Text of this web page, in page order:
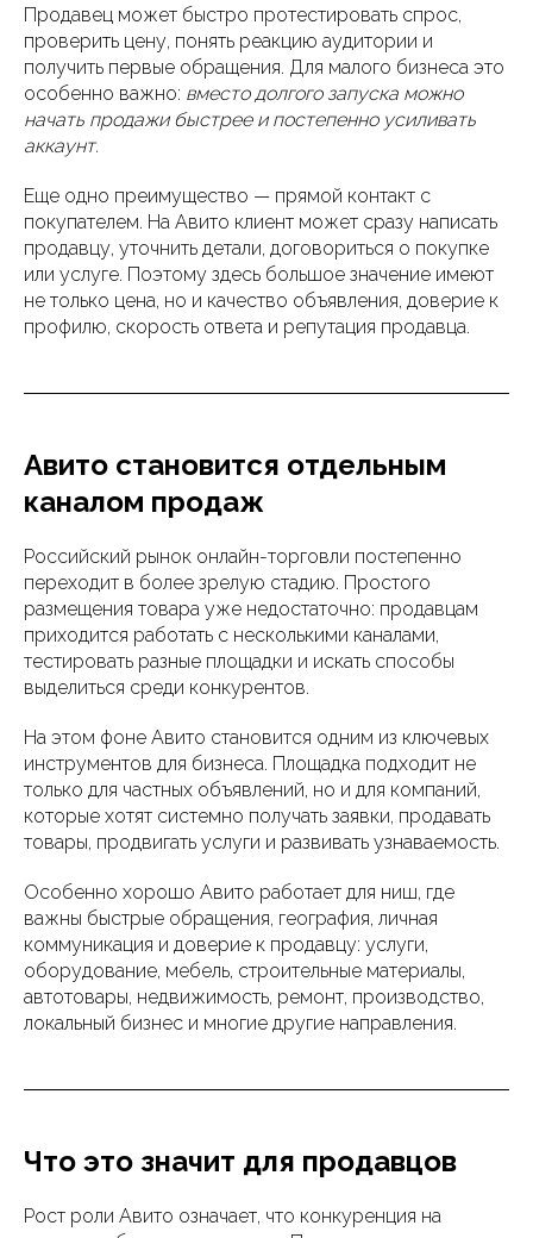
Продавец может быстро протестировать спрос,
проверить цену, понять реакцию аудитории и
получить первые обращения. Для малого бизнеса это
особенно важно: вместо долгого запуска можно
начать продажи быстрее и постепенно усиливать
аккаунт.
Еще одно преимущество — прямой контакт с
покупателем. На Авито клиент может сразу написать
продавцу, уточнить детали, договориться о покупке
или услуге. Поэтому здесь большое значение имеют
не только цена, но и качество объявления, доверие к
профилю, скорость ответа и репутация продавца.
Авито становится отдельным
каналом продаж
Российский рынок онлайн-торговли постепенно
переходит в более зрелую стадию. Простого
размещения товара уже недостаточно: продавцам
приходится работать с несколькими каналами,
тестировать разные площадки и искать способы
выделиться среди конкурентов.
На этом фоне Авито становится одним из ключевых
инструментов для бизнеса. Площадка подходит не
только для частных объявлений, но и для компаний,
которые хотят системно получать заявки, продавать
товары, продвигать услуги и развивать узнаваемость.
Особенно хорошо Авито работает для ниш, где
важны быстрые обращения, география, личная
коммуникация и доверие к продавцу: услуги,
оборудование, мебель, строительные материалы,
автотовары, недвижимость, ремонт, производство,
локальный бизнес и многие другие направления.
Что это значит для продавцов
Рост роли Авито означает, что конкуренция на